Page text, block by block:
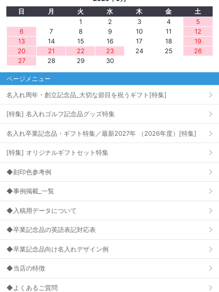
日
月 火 水 木 金
土
1
2 3 4
5
6
7 8 9 10 11
12
13
14 15 16 17 18
19
20
21 22 23 24 25
26
27
28 29 30
ページメニュー
名入れ周年・創立記念品_大切な節目を祝うギフト[特集]
[特集] 名入れゴルフ記念品グッズ特集
名入れ卒業記念品・ギフト特集／最新2027年 （2026年度）[特集]
[特集] オリジナルギフトセット特集
◆刻印色参考例
◆事例掲載_一覧
◆入稿用データについて
◆卒業記念品の英語表記対応表
◆卒業記念品向け名入れデザイン例
◆当店の特徴
◆よくあるご質問